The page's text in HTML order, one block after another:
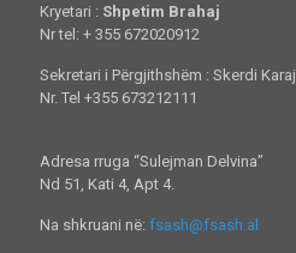
Kryetari : Shpetim Brahaj
Nr tel: + 355 672020912
Sekretari i Përgjithshëm : Skerdi Karaj
Nr. Tel +355 673212111
Adresa rruga “Sulejman Delvina”
Nd 51, Kati 4, Apt 4.
Na shkruani në: fsash@fsash.al